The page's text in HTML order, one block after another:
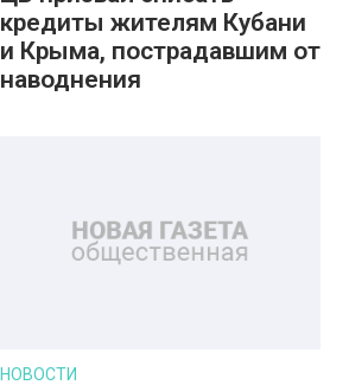
кредиты жителям Кубани
и Крыма, пострадавшим от
наводнения
НОВОСТИ